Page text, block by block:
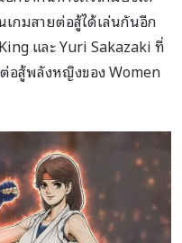
เกมสายต่อสู้ได้เล่นกันอีก
และ Yuri Sakazaki ที่
อสู้พลังหญิงของ Women